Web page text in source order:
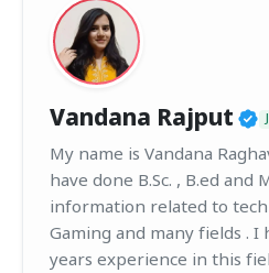
Vandana Rajput
My name is Vandana
have done B.Sc. , B.ed and
information related to
Gaming and many fields . I
years experience in this